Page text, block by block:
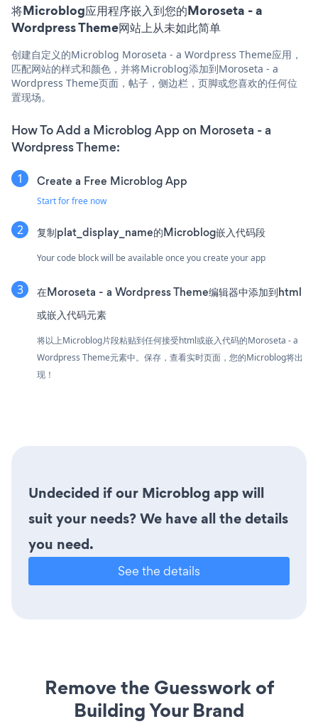
将Microblog应用程序嵌入到您的Moroseta - a
Wordpress Theme网站上从未如此简单
创建自定义的Microblog Moroseta - a Wordpress Theme应用，
匹配网站的样式和颜色，并将Microblog添加到Moroseta - a
Wordpress Theme页面，帖子，侧边栏，页脚或您喜欢的任何位
置现场。
How To Add a Microblog App on Moroseta - a
Wordpress Theme:
Create a Free Microblog App
Start for free now
复制plat_display_name的Microblog嵌入代码段
Your code block will be available once you create your app
在Moroseta - a Wordpress Theme编辑器中添加到html
或嵌入代码元素
将以上Microblog片段粘贴到任何接受html或嵌入代码的Moroseta - a
Wordpress Theme元素中。保存，查看实时页面，您的Microblog将出
现！
Undecided if our Microblog app will
suit your needs? We have all the details
you need.
See the details
Remove the Guesswork of
Building Your Brand